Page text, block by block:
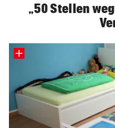
„50 Stellen